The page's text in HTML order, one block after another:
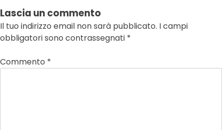
articoli
Lascia un commento
Il tuo indirizzo email non sarà pubblicato. I campi
obbligatori sono contrassegnati *
Commento *